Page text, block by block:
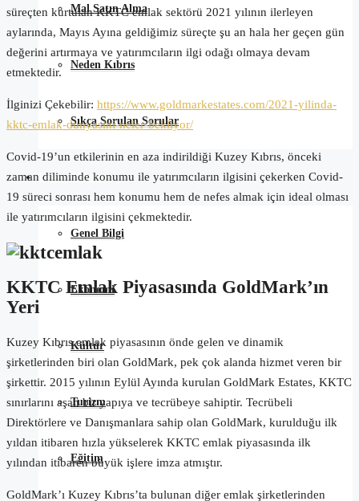
Mal Satın Alma
Neden Kıbrıs
Sıkça Sorulan Sorular
Kuzey Kıbrıs
Genel Bilgi
Ekonomi
Kültür
Turizm
Eğitim
süreçten kurtulan KKTC emlak sektörü 2021 yılının ilerleyen
aylarında, Mayıs Ayına geldiğimiz süreçte şu an hala her geçen gün
değerini artırmaya ve yatırımcıların ilgi odağı olmaya devam
etmektedir.
İlginizi Çekebilir: https://www.goldmarkestates.com/2021-yilinda-
kktc-emlak-dunyasini-neler-bekliyor/
Covid-19’un etkilerinin en aza indirildiği Kuzey Kıbrıs, önceki
zaman diliminde konumu ile yatırımcıların ilgisini çekerken Covid-
19 süreci sonrası hem konumu hem de nefes almak için ideal olması
ile yatırımcıların ilgisini çekmektedir.
KKTC Emlak Piyasasında GoldMark’ın
Yeri
Kuzey Kıbrıs emlak piyasasının önde gelen ve dinamik
şirketlerinden biri olan GoldMark, pek çok alanda hizmet veren bir
şirkettir. 2015 yılının Eylül Ayında kurulan GoldMark Estates, KKTC
sınırlarını aşan bir yapıya ve tecrübeye sahiptir. Tecrübeli
Direktörlere ve Danışmanlara sahip olan GoldMark, kurulduğu ilk
yıldan itibaren hızla yükselerek KKTC emlak piyasasında ilk
yılından itibaren büyük işlere imza atmıştır.
GoldMark’ı Kuzey Kıbrıs’ta bulunan diğer emlak şirketlerinden